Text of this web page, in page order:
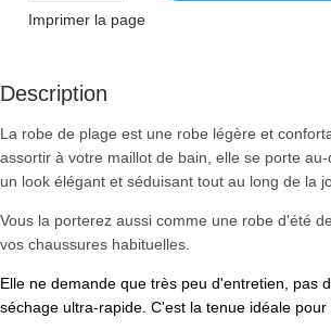
Imprimer la page
Description
La robe de plage est une robe légère et
assortir à votre maillot de bain, elle se porte
un look élégant et séduisant tout au long de la
Vous la porterez aussi comme une robe d'été
vos chaussures habituelles.
Elle ne demande que très peu d'entretien, pas
séchage ultra-rapide. C'est la tenue idéale pour